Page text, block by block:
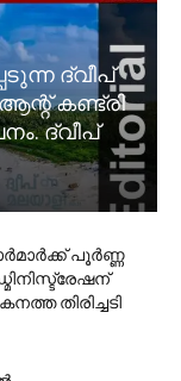
ദ്വീപ്
കണ്ട്രി
ദ്വീപ്
പൂർണ്ണ
തിരിച്ചടി